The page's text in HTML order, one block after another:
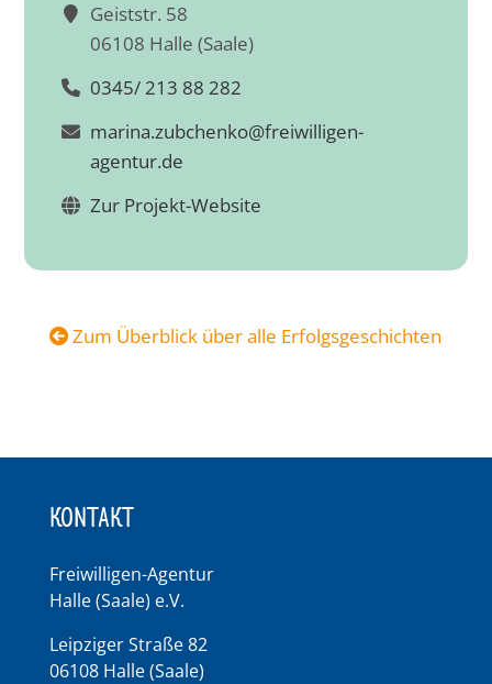
Geiststr. 58
06108 Halle (Saale)
0345/ 213 88 282
marina.zubchenko@freiwilligen-
agentur.de
Zur Projekt-Website
Zum Überblick über alle Erfolgsgeschichten
KONTAKT
Freiwilligen-Agentur
Halle (Saale) e.V.
Leipziger Straße 82
06108 Halle (Saale)